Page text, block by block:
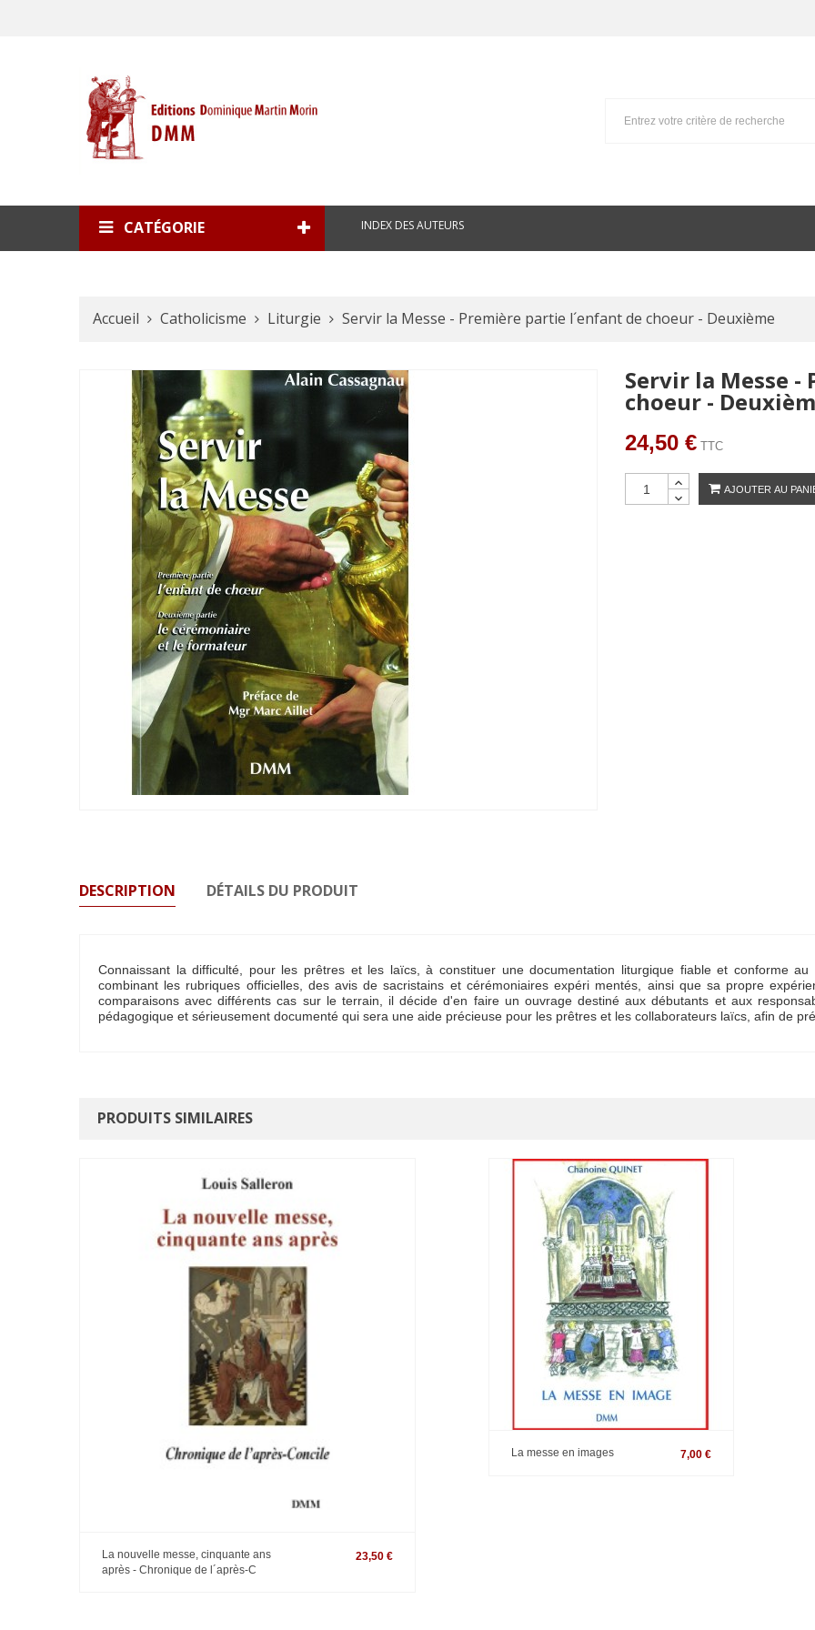
CATÉGORIE INDEX DES AUTEURS
Accueil Catholicisme Liturgie Servir la Messe - Première partie l´enfant de choeur - Deuxième
Servir la Messe
choeur -
24,50 € TTC
AJOUTER AU
DESCRIPTION DÉTAILS DU PRODUIT
Connaissant la difficulté, pour les prêtres et les laïcs, à constituer une documentation liturgique fiable et conforme au
combinant les rubriques officielles, des avis de sacristains et cérémoniaires expéri mentés, ainsi que sa propre
comparaisons avec différents cas sur le terrain, il décide d'en faire un ouvrage destiné aux débutants et aux
pédagogique et sérieusement documenté qui sera une aide précieuse pour les prêtres et les collaborateurs laïcs, afin de
PRODUITS SIMILAIRES
La nouvelle messe, cinquante ans
après - Chronique de l´après-C
23,50 €
La messe en images 7,00 €